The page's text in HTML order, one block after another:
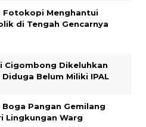
Fotokopi Menghantui
di Tengah Gencarnya
Cigombong Dikeluhkan
Belum Miliki IPAL
Boga Pangan Gemilang
Lingkungan Warg